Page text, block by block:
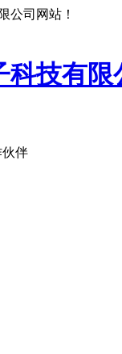
公司网站！
伙伴